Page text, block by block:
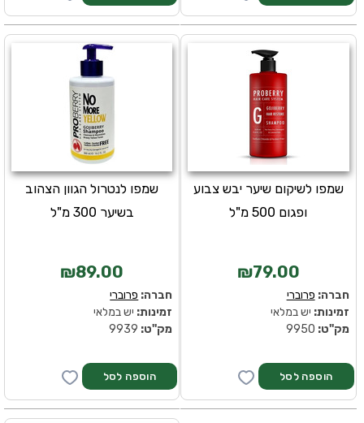
שמפו לנטרול הגוון הצהוב
בשיער 300 מ"ל
₪89.00
חברה: פרוברי
זמינות: יש במלאי
מק''ט:
שמפו לשיקום שיער יבש צבוע
ופגום 500 מ"ל
₪79.00
חברה: פרוברי
זמינות: יש במלאי
מק''ט: